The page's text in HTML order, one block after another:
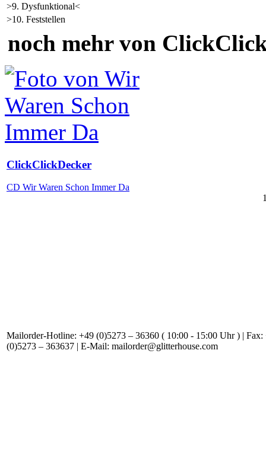
>9. Dysfunktional<
>10. Feststellen
noch mehr von
ClickClickDecker
CD Wir Waren Schon Immer Da
Mailorder-Hotline: +49 (0)5273 – 36360 ( 10:00 - 15:00 Uhr ) | Fax:
(0)5273 – 363637 | E-Mail: mailorder@glitterhouse.com